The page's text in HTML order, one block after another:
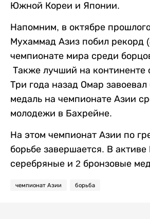
Южной Кореи и Японии.
Напомним, в октябре
Мухаммад Азиз побил рекорд
чемпионате мира среди
Также лучший на континенте
Три года назад Омар
медаль на чемпионате Азии
молодежи в Бахрейне.
На этом чемпионат Азии по
борьбе завершается. В активе
серебряные и 2 бронзовые
чемпионат Азии борьба